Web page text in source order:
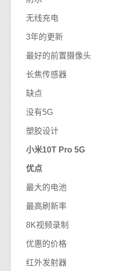
无线充电
3年的更新
最好的前置摄像头
长焦传感器
缺点
没有5G
塑胶设计
小米10T Pro 5G
优点
最大的电池
最高刷新率
8K视频录制
优惠的价格
红外发射器